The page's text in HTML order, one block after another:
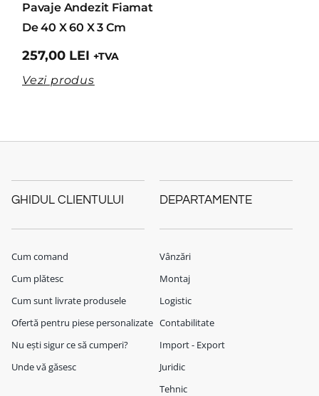
Pavaje Andezit Fiamat
De 40 X 60 X 3 Cm
257,00 LEI +TVA
Vezi produs
GHIDUL CLIENTULUI
Cum comand
Cum plătesc
Cum sunt livrate produsele
Ofertă pentru piese personalizate
Nu ești sigur ce să cumperi?
Unde vă găsesc
DEPARTAMENTE
Vânzări
Montaj
Logistic
Contabilitate
Import - Export
Juridic
Tehnic